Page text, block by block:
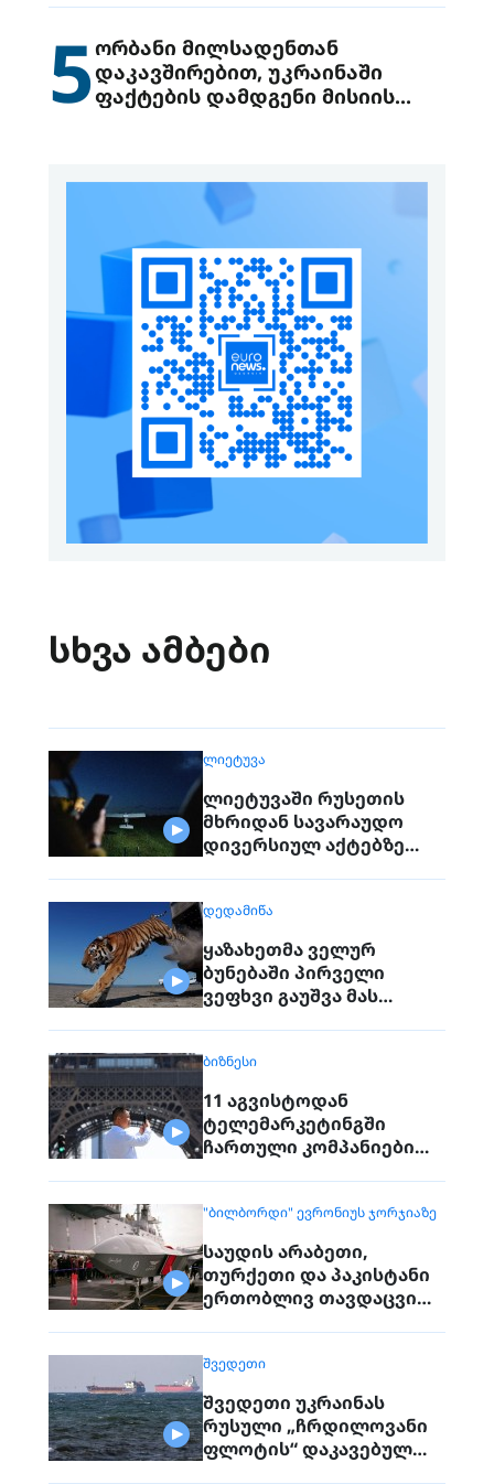
5ორბანი მილსადენთან
დაკავშირებით, უკრაინაში
ფაქტების დამდგენი მისიის
სხვა ამბები
ᲚᲘᲔᲢᲣᲕᲐ
ლიეტუვაში რუსეთის
მხრიდან სავარაუდო
დივერსიულ აქტებზე
ᲓᲔᲓᲐᲛᲘᲬᲐ
ყაზახეთმა ველურ
ბუნებაში პირველი
ვეფხვი გაუშვა მას
გაქრა თურანული ვეფხვი
ᲑᲘᲖᲜᲔᲡᲘ
11 აგვისტოდან
ტელემარკეტინგში
ჩართული კომპანიები
მოქალაქეებს
"ᲑᲘᲚᲑᲝᲠᲓᲘ" ᲔᲕᲠᲝᲜᲘᲣᲡ ᲯᲝᲠᲯᲘᲐᲖᲔ
საუდის არაბეთი,
თურქეთი და პაკისტანი
ერთობლივ თავდაცვით
ᲨᲕᲔᲓᲔᲗᲘ
შვედეთი უკრაინას
რუსული „ჩრდილოვანი
ფლოტის“ დაკავებულ